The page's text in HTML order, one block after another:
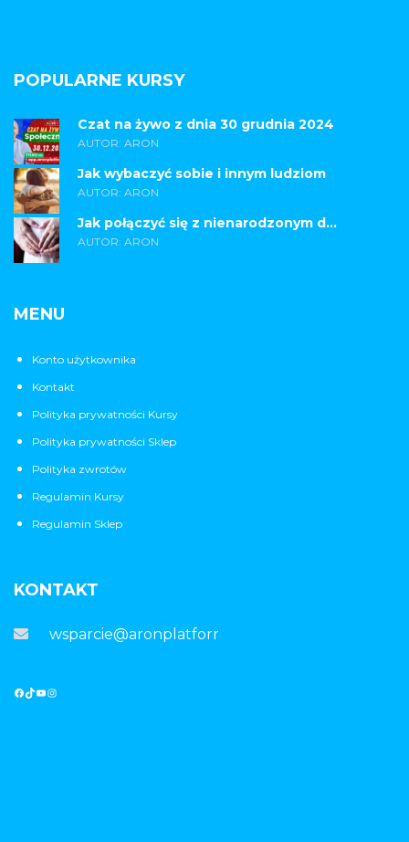
POPULARNE KURSY
Czat na żywo z dnia 30 grudnia 2024
AUTOR: ARON
Jak wybaczyć sobie i innym ludziom
AUTOR: ARON
Jak połączyć się z nienarodzonym d...
AUTOR: ARON
MENU
Konto użytkownika
Kontakt
Polityka prywatności Kursy
Polityka prywatności Sklep
Polityka zwrotów
Regulamin Kursy
Regulamin Sklep
KONTAKT
wsparcie@aronplatforma.pl